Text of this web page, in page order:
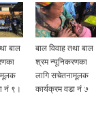
बाल
नं ९।
बाल विवाह तथा बाल
श्रम न्यूनिकरणका
लागि सचेतनामूलक
कार्यक्रम वडा नं ७